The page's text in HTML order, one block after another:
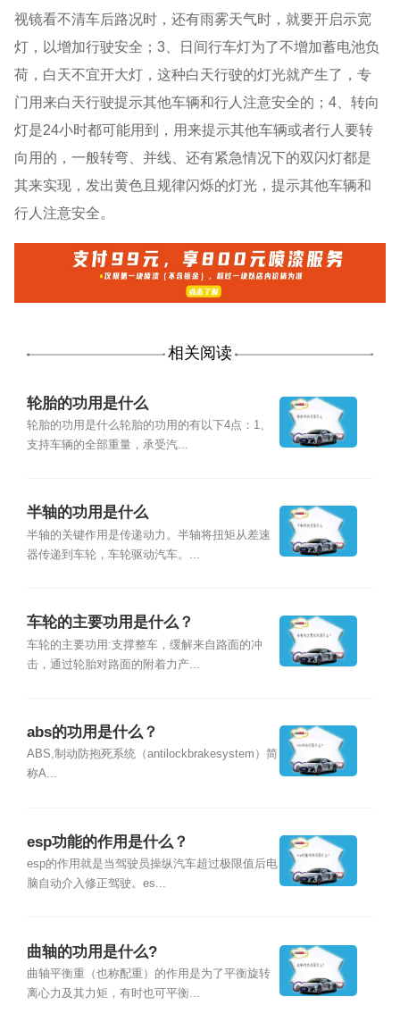
视镜看不清车后路况时，还有雨雾天气时，就要开启示宽
灯，以增加行驶安全；3、日间行车灯为了不增加蓄电池负
荷，白天不宜开大灯，这种白天行驶的灯光就产生了，专
门用来白天行驶提示其他车辆和行人注意安全的；4、转向
灯是24小时都可能用到，用来提示其他车辆或者行人要转
向用的，一般转弯、并线、还有紧急情况下的双闪灯都是
其来实现，发出黄色且规律闪烁的灯光，提示其他车辆和
行人注意安全。
相关阅读
轮胎的功用是什么
轮胎的功用是什么轮胎的功用的有以下4点：1、
支持车辆的全部重量，承受汽...
半轴的功用是什么
半轴的关键作用是传递动力。半轴将扭矩从差速
器传递到车轮，车轮驱动汽车。...
车轮的主要功用是什么？
车轮的主要功用:支撑整车，缓解来自路面的冲
击，通过轮胎对路面的附着力产...
abs的功用是什么？
ABS,制动防抱死系统（antilockbrakesystem）简
称A...
esp功能的作用是什么？
esp的作用就是当驾驶员操纵汽车超过极限值后电
脑自动介入修正驾驶。es...
曲轴的功用是什么?
曲轴平衡重（也称配重）的作用是为了平衡旋转
离心力及其力矩，有时也可平衡...